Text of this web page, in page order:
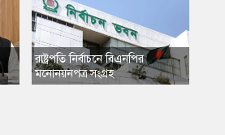
​রাষ্ট্রপতি নির্বাচনে বিএনপির
মনোনয়নপত্র সংগ্রহ